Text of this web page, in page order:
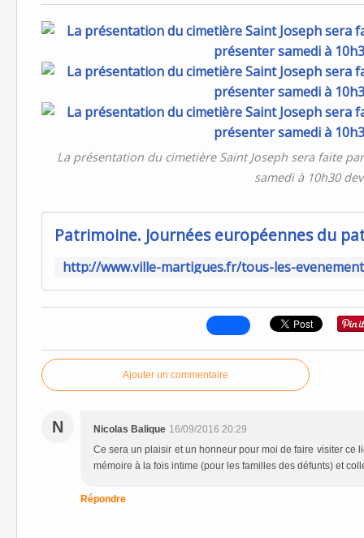
La présentation du cimetière Saint Joseph sera faite
samedi à 10h30
Patrimoine. Journées européennes du
Ajouter un commentaire
N Nicolas Balique 16/09/2016 20:29
Ce sera un plaisir et un honneur pour moi de faire visiter
mémoire à la fois intime (pour les familles des défunts) et
Répondre